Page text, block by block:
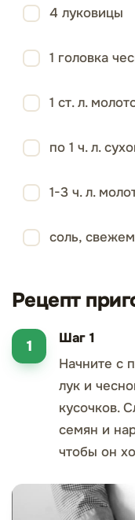
4 луковицы
1 головка
1 ст. л.
по 1 ч. л.
1-3 ч. л.
соль,
Рецепт
Шаг 1
Начните с
лук и
кусочков.
семян и
чтобы он